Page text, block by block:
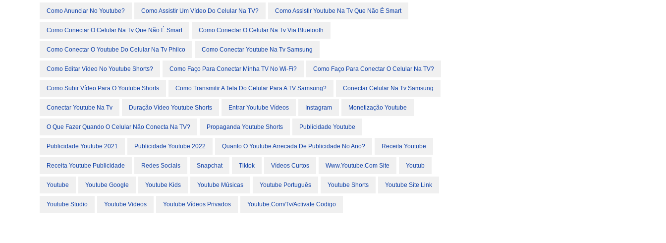
Como Anunciar No Youtube? Como Assistir Um Vídeo Do Celular Na TV? Como Assistir Youtube Na Tv Que Não É Smart
Como Conectar O Celular Na Tv Que Não É Smart Como Conectar O Celular Na Tv Via Bluetooth
Como Conectar O Youtube Do Celular Na Tv Philco Como Conectar Youtube Na Tv Samsung
Como Editar Vídeo No Youtube Shorts? Como Faço Para Conectar Minha TV No Wi-Fi? Como Faço Para Conectar O Celular Na TV?
Como Subir Vídeo Para O Youtube Shorts Como Transmitir A Tela Do Celular Para A TV Samsung? Conectar Celular Na Tv Samsung
Conectar Youtube Na Tv Duração Vídeo Youtube Shorts Entrar Youtube Vídeos Instagram Monetização Youtube
O Que Fazer Quando O Celular Não Conecta Na TV? Propaganda Youtube Shorts Publicidade Youtube
Publicidade Youtube 2021 Publicidade Youtube 2022 Quanto O Youtube Arrecada De Publicidade No Ano? Receita Youtube
Receita Youtube Publicidade Redes Sociais Snapchat Tiktok Vídeos Curtos Www.youtube.com Site Youtub
Youtube Youtube Google Youtube Kids Youtube Músicas Youtube Português Youtube Shorts Youtube Site Link
Youtube Studio Youtube Videos Youtube Vídeos Privados Youtube.com/tv/activate Codigo